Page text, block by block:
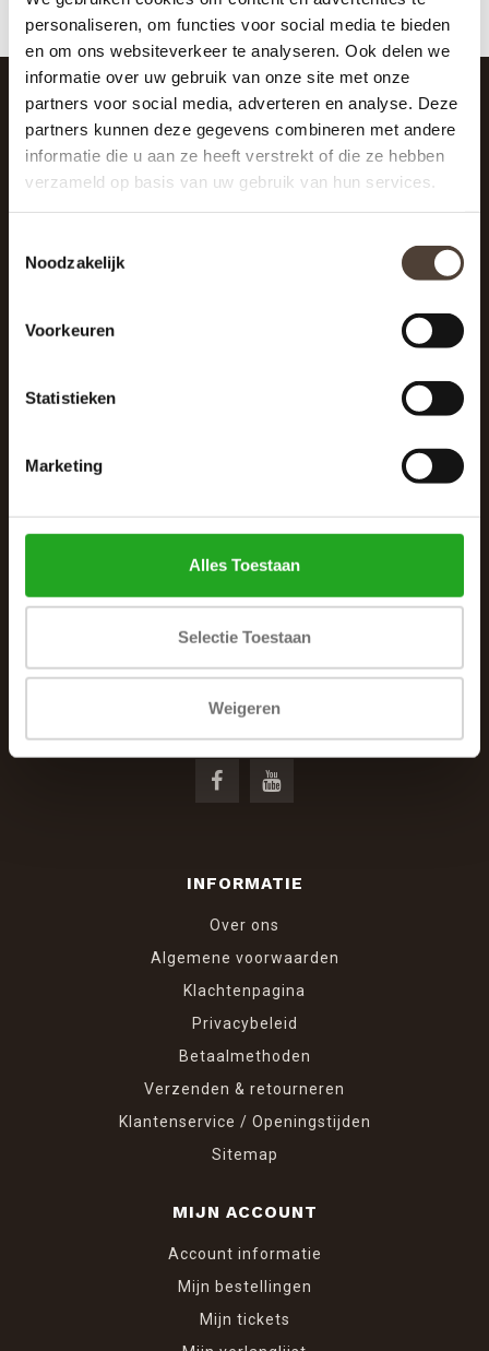
personaliseren, om functies voor social media te bieden
en om ons websiteverkeer te analyseren. Ook delen we
informatie over uw gebruik van onze site met onze
partners voor social media, adverteren en analyse. Deze
partners kunnen deze gegevens combineren met andere
informatie die u aan ze heeft verstrekt of die ze hebben
verzameld op basis van uw gebruik van hun services.
Noodzakelijk
Voorkeuren
Statistieken
Marketing
Alles Toestaan
Selectie Toestaan
Weigeren
SCHRIJF JE IN VOOR DE NIEUWSBRIEF
And stay up to date with our latest offers
De Woonhoek - Landelijk leven
Winkelcentrum Woensel 342
5625 AG Eindhoven
040 287 12 00
INFORMATIE
Over ons
Algemene voorwaarden
Klachtenpagina
Privacybeleid
Betaalmethoden
Verzenden & retourneren
Klantenservice / Openingstijden
Sitemap
MIJN ACCOUNT
Account informatie
Mijn bestellingen
Mijn tickets